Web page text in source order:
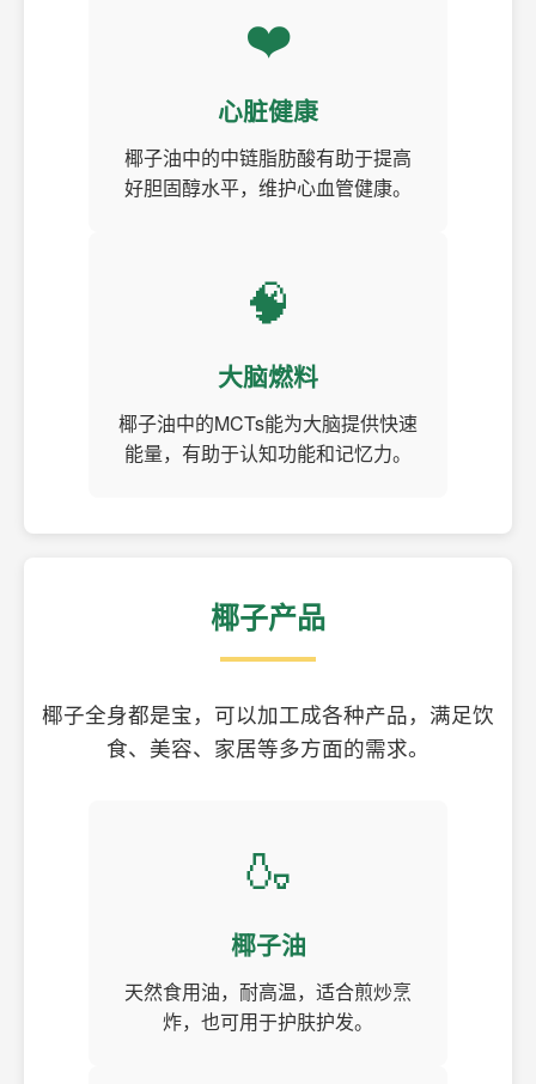
❤️
心脏健康
椰子油中的中链脂肪酸有助于提高
好胆固醇水平，维护心血管健康。
🧠
大脑燃料
椰子油中的MCTs能为大脑提供快速
能量，有助于认知功能和记忆力。
椰子产品
椰子全身都是宝，可以加工成各种产品，满足饮
食、美容、家居等多方面的需求。
🍶
椰子油
天然食用油，耐高温，适合煎炒烹
炸，也可用于护肤护发。